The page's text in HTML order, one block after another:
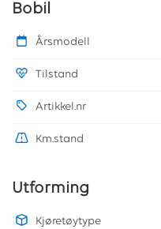
Bobil
Årsmodell
Tilstand
Artikkel.nr
Km.stand
Utforming
Kjøretøytype